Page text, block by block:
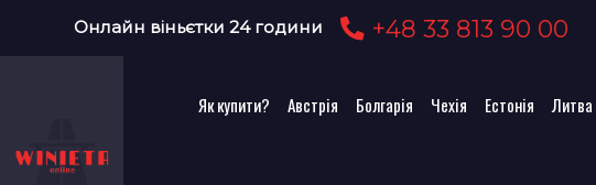
Онлайн віньєтки 24 години +48 33 813 90 00
Як купити? Австрія Болгарія Чехія Естонія Литва